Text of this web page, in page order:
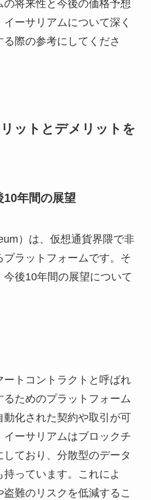
の将来性と今後の価格予想
ーサリアムについて深く
際の参考にしてくださ
ットとデメリットを
10年間の展望
）は、仮想通貨界隈で非
ラットフォームです。そ
後10年間の展望について
ートコントラクトと呼ばれ
ためのプラットフォーム
動化された契約や取引が可
ーサリアムはブロックチ
しており、分散型のデータ
っています。これによ
難のリスクを低減するこ